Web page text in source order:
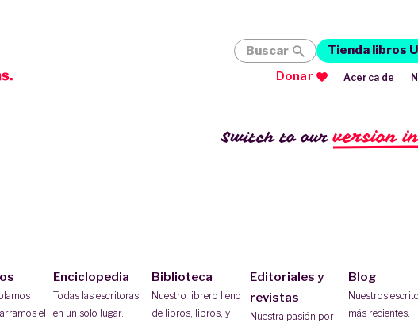
Switch to ourversion
el
Enciclopedia
Todas las escritoras
en un solo lugar.
Biblioteca
Nuestro librero lleno
de libros, libros, y
Editoriales y
revistas
Nuestra pasión por
Blog
Nuestros
más recientes.
Buscar Tienda libros
Donar
Acerca de